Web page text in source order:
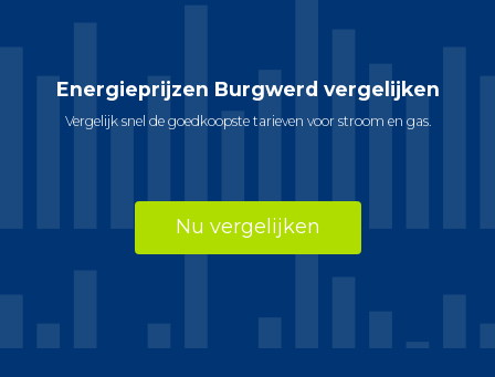
Energieprijzen Burgwerd vergelijken
Vergelijk snel de goedkoopste tarieven voor stroom en gas.
Nu vergelijken